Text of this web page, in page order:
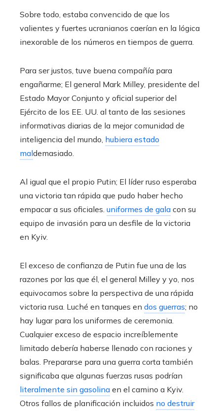
Sobre todo, estaba convencido de que los
valientes y fuertes ucranianos caerían en la lógica
inexorable de los números en tiempos de guerra.
Para ser justos, tuve buena compañía para
engañarme; El general Mark Milley, presidente del
Estado Mayor Conjunto y oficial superior del
Ejército de los EE. UU. al tanto de las sesiones
informativas diarias de la mejor comunidad de
inteligencia del mundo, hubiera estado
maldemasiado.
Al igual que el propio Putin; El líder ruso esperaba
una victoria tan rápida que pudo haber hecho
empacar a sus oficiales. uniformes de gala con su
equipo de invasión para un desfile de la victoria
en Kyiv.
El exceso de confianza de Putin fue una de las
razones por las que él, el general Milley y yo, nos
equivocamos sobre la perspectiva de una rápida
victoria rusa. Luché en tanques en dos guerras; no
hay lugar para los uniformes de ceremonia.
Cualquier exceso de espacio increíblemente
limitado debería haberse llenado con raciones y
balas. Prepararse para una guerra corta también
significaba que algunas fuerzas rusas podrían
literalmente sin gasolina en el camino a Kyiv.
Otros fallos de planificación incluidos no destruir